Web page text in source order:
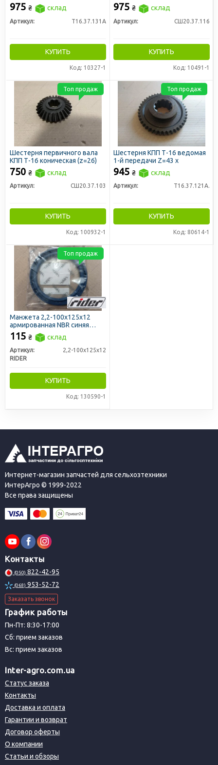
975 ₴ склад
Артикул: Т16.37.131А
КУПИТЬ
Код: 10327-1
975 ₴ склад
Артикул: СШ20.37.116
КУПИТЬ
Код: 10491-1
Шестерня первичного вала
КПП Т-16 коническая (z=26)
750 ₴ склад
Артикул: СШ20.37.103
КУПИТЬ
Код: 100932-1
Топ продаж
Шестерня КПП Т-16 ведомая
1-й передачи Z=43 х
945 ₴ склад
Артикул: Т16.37.121А.
КУПИТЬ
Код: 80614-1
Топ продаж
Манжета 2,2-100х125х12
армированная NBR синяя
(RIDER)
115 ₴ склад
Артикул:
2,2-100х125х12
RIDER
КУПИТЬ
Код: 130590-1
Топ продаж
Интернет-магазин запчастей для сельхозтехники
ИнтерАгро © 1999-2022
Все права защищены
Контакты
(050) 822-42-95
(068) 953-52-72
Заказать звонок
График работы
Пн-Пт: 8:30-17:00
Сб: прием заказов
Вс: прием заказов
Inter-agro.com.ua
Статус заказа
Контакты
Доставка и оплата
Гарантии и возврат
Договор оферты
О компании
Статьи и обзоры